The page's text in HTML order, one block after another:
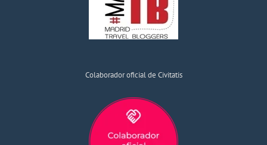
Colaborador oficial de Civitatis